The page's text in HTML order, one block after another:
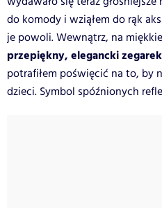
do komody i wziąłem do rąk
je powoli. Wewnątrz, na
przepiękny, elegancki zegarek
potrafiłem poświęcić na to, by
dzieci. Symbol spóźnionych